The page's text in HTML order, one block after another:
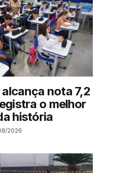
nota 7,2
o melhor
história
2026